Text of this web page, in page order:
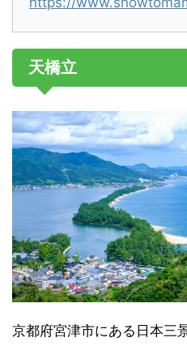
天橋立
京都府宮津市にある日本三